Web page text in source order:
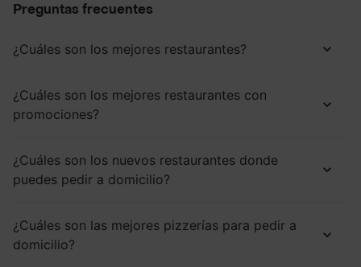
Preguntas frecuentes
¿Cuáles son los mejores restaurantes?
¿Cuáles son los mejores restaurantes con
promociones?
¿Cuáles son los nuevos restaurantes donde
puedes pedir a domicilio?
¿Cuáles son las mejores pizzerías para pedir a
domicilio?